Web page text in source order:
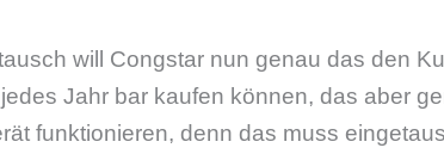
will Congstar nun genau das den
Jahr bar kaufen können, das aber
funktionieren, denn das muss